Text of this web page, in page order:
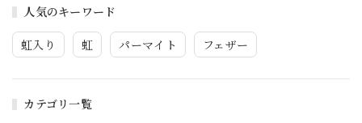
人気のキーワード
虹入り 虹 パーマイト フェザー
カテゴリ一覧